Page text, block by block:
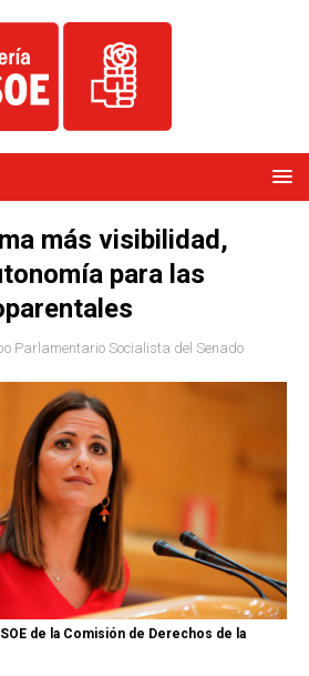
más visibilidad,
para las
Parlamentario Socialista del Senado
de la Comisión de Derechos de la